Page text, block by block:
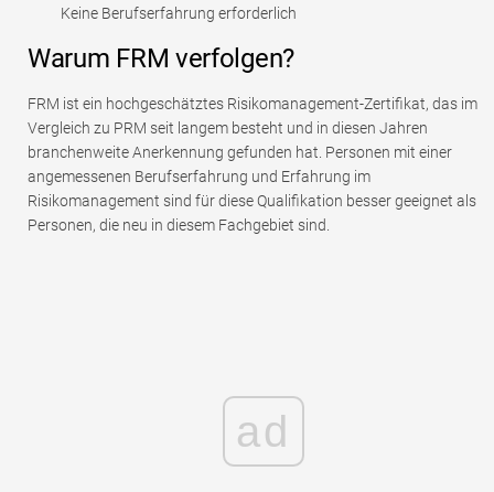
Keine Berufserfahrung erforderlich
Warum FRM verfolgen?
FRM ist ein hochgeschätztes Risikomanagement-Zertifikat, das im
Vergleich zu PRM seit langem besteht und in diesen Jahren
branchenweite Anerkennung gefunden hat. Personen mit einer
angemessenen Berufserfahrung und Erfahrung im
Risikomanagement sind für diese Qualifikation besser geeignet als
Personen, die neu in diesem Fachgebiet sind.
ad